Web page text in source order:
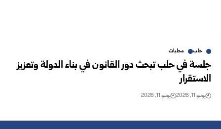
حلب محليات
جلسة في حلب تبحث دور القانون في بناء الدولة وتعزيز
الاستقرار
يونيو 11, 2026 يونيو 11, 2026